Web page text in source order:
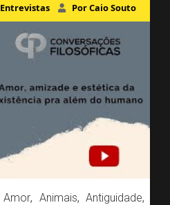
Entrevistas Por Caio Souto
Amor, Animais,Antiguidade,